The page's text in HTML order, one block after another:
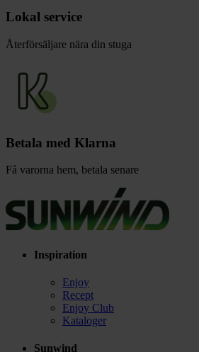
Lokal service
Återförsäljare nära din stuga
Betala med Klarna
Få varorna hem, betala senare
Inspiration
Enjoy
Recept
Enjoy Club
Kataloger
Sunwind